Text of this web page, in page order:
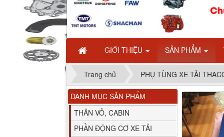
GIỚI THIỆU SẢN PHẨM
Trang chủ PHỤ TÙNG XE TẢI
DANH MỤC SẢN PHẨM
THÂN VỎ, CABIN
PHẦN ĐỘNG CƠ XE TẢI
Bình nước phụ
Chenglong hải âu...